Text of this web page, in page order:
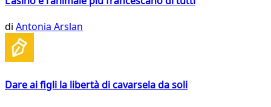
di Antonia Arslan
Dare ai figli la libertà di cavarsela da soli